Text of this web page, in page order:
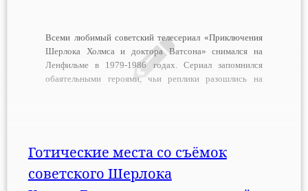
Всеми любимый советский телесериал «Приключения
Шерлока Холмса и доктора Ватсона» снимался на
Ленфильме в 1979-1986 годах. Сериал запомнился
обаятельными героями, чьи реплики разошлись на
Готические места со съёмок
советского Шерлока